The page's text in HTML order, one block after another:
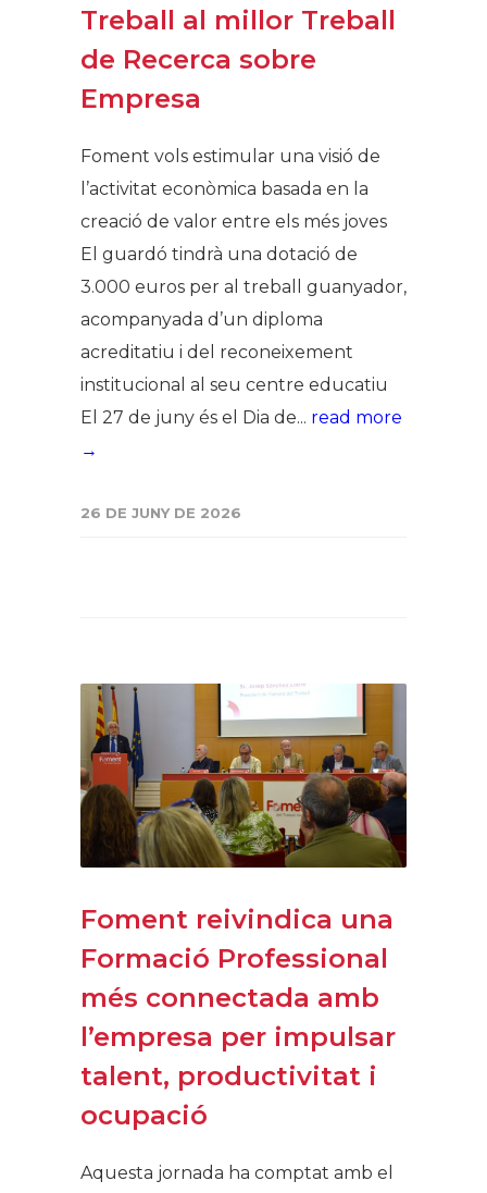
Treball al millor Treball
de Recerca sobre
Empresa
Foment vols estimular una visió de
l’activitat econòmica basada en la
creació de valor entre els més joves
El guardó tindrà una dotació de
3.000 euros per al treball guanyador,
acompanyada d’un diploma
acreditatiu i del reconeixement
institucional al seu centre educatiu
El 27 de juny és el Dia de... read more
→
26 DE JUNY DE 2026
Foment reivindica una
Formació Professional
més connectada amb
l’empresa per impulsar
talent, productivitat i
ocupació
Aquesta jornada ha comptat amb el